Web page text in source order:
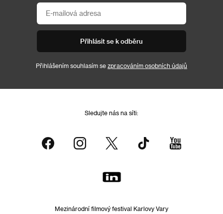
Přihlásit se k odběru
Přihlášením souhlasím se zpracováním osobních údajů
Sledujte nás na síti:
Mezinárodní filmový festival Karlovy Vary